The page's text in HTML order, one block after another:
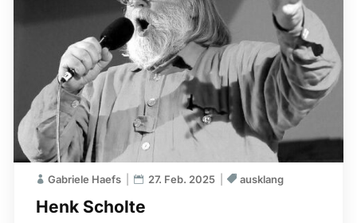
Henk Scholte
Gabriele Haefs 27. Feb. 2025 ausklang